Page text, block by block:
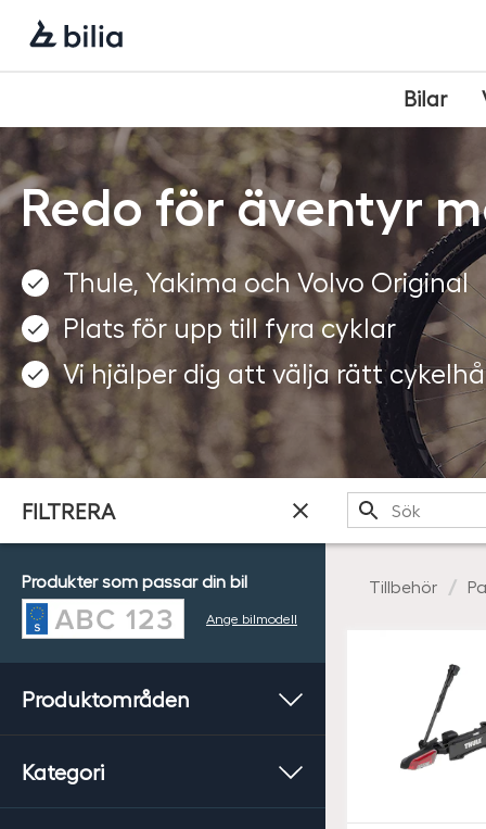
Navigering
Hoppa
Hoppa
Hoppa
Bilar
Redo för äventyr
Thule, Yakima och Volvo Original
Plats för upp till fyra cyklar
Vi hjälper dig att välja rätt
FILTRERA Sök
Produkter som passar din bil
Ange bilmodell
Produktområden
Kategori
Tillbehör